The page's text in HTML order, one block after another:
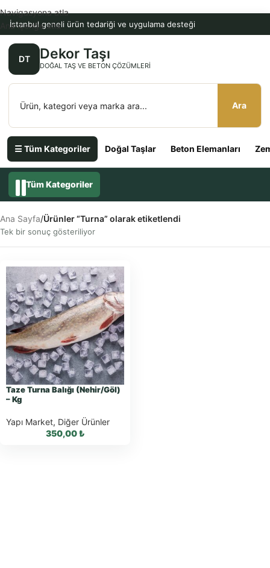
İstanbul geneli ürün tedariği ve uygulama desteği
DT Dekor Taşı
DOĞAL TAŞ VE BETON ÇÖZÜMLERI
Ara
☰ Tüm Kategoriler Doğal Taşlar Beton Elemanları
Navigasyona atla
Ana içeriğe atla
Tüm Kategoriler
Ana Sayfa/Ürünler “Turna” olarak etiketlendi
Tek bir sonuç gösteriliyor
Taze Turna Balığı (Nehir/Göl)
– Kg
Yapı Market, Diğer Ürünler
350,00₺